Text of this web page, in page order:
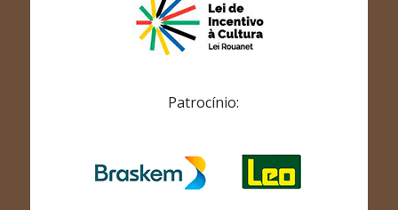
Patrocínio: